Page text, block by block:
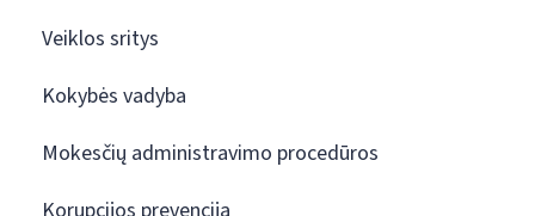
Veiklos sritys
Kokybės vadyba
Mokesčių administravimo procedūros
Korupcijos prevencija